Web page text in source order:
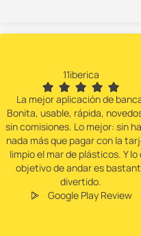
11iberica
La mejor aplicación de
Bonita, usable, rápida,
sin comisiones. Lo mejor: sin
nada más que pagar con la
limpio el mar de plásticos. Y lo
objetivo de andar es
divertido.
Google Play Review